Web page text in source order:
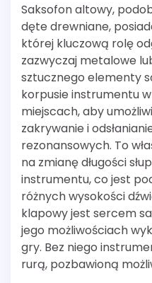
Saksofon altowy,
dęte drewniane,
której kluczową rolę
zazwyczaj metalowe
sztucznego elementy
korpusie instrumentu
miejscach, aby
zakrywanie i
rezonansowych. To
na zmianę długości
instrumentu, co jest
różnych wysokości
klapowy jest sercem
jego możliwościach
gry. Bez niego
rurą, pozbawioną